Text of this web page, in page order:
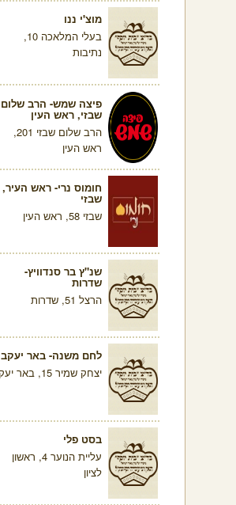
מוצ'י ננו
בעלי המלאכה 10,
נתיבות
פיצה שמש- הרב שלום
שבזי, ראש העין
הרב שלום שבזי 201,
ראש העין
חומוס נרי- ראש העיר,
שבזי
שבזי 58, ראש העין
שנ"ץ בר סנדוויץ-
שדרות
הרצל 51, שדרות
לחם משנה- באר יעקב
יצחק שמיר 15, באר יעקב
בסט פלי
עליית הנוער 4, ראשון
לציון